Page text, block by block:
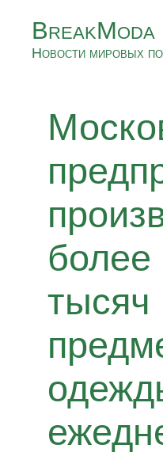
BreakModa
Новости мировых
более
тысяч